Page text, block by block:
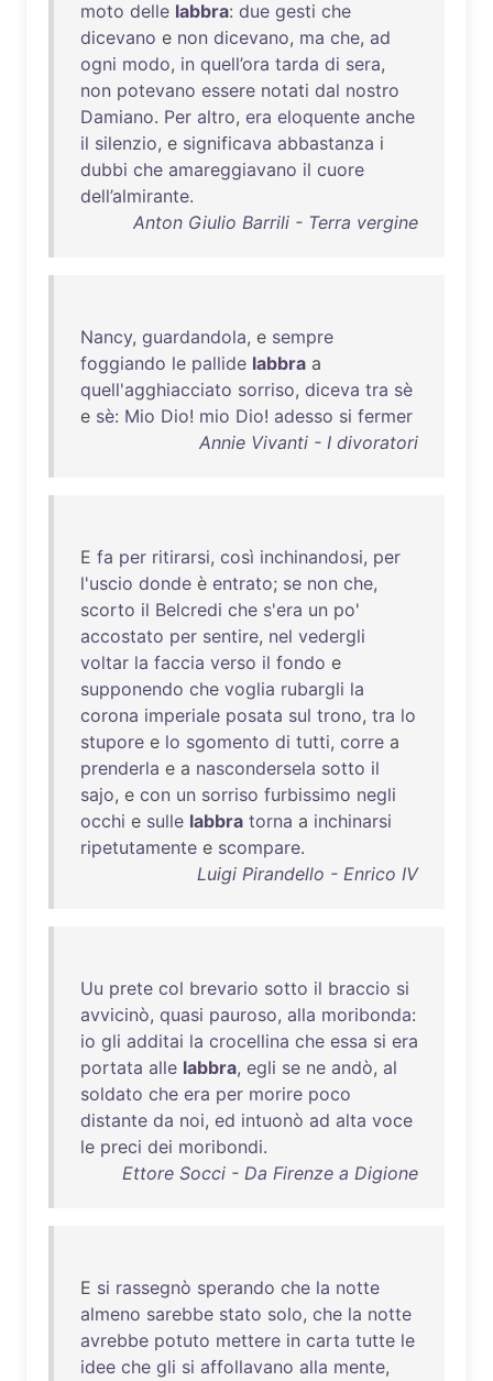
moto delle labbra: due gesti che
dicevano e non dicevano, ma che, ad
ogni modo, in quell’ora tarda di sera,
non potevano essere notati dal nostro
Damiano. Per altro, era eloquente anche
il silenzio, e significava abbastanza i
dubbi che amareggiavano il cuore
dell’almirante.
Anton Giulio Barrili - Terra vergine
Nancy, guardandola, e sempre
foggiando le pallide labbra a
quell'agghiacciato sorriso, diceva tra sè
e sè: Mio Dio! mio Dio! adesso si fermer
Annie Vivanti - I divoratori
E fa per ritirarsi, così inchinandosi, per
l'uscio donde è entrato; se non che,
scorto il Belcredi che s'era un po'
accostato per sentire, nel vedergli
voltar la faccia verso il fondo e
supponendo che voglia rubargli la
corona imperiale posata sul trono, tra lo
stupore e lo sgomento di tutti, corre a
prenderla e a nascondersela sotto il
sajo, e con un sorriso furbissimo negli
occhi e sulle labbra torna a inchinarsi
ripetutamente e scompare.
Luigi Pirandello - Enrico IV
Uu prete col brevario sotto il braccio si
avvicinò, quasi pauroso, alla moribonda:
io gli additai la crocellina che essa si era
portata alle labbra, egli se ne andò, al
soldato che era per morire poco
distante da noi, ed intuonò ad alta voce
le preci dei moribondi.
Ettore Socci - Da Firenze a Digione
E si rassegnò sperando che la notte
almeno sarebbe stato solo, che la notte
avrebbe potuto mettere in carta tutte le
idee che gli si affollavano alla mente,